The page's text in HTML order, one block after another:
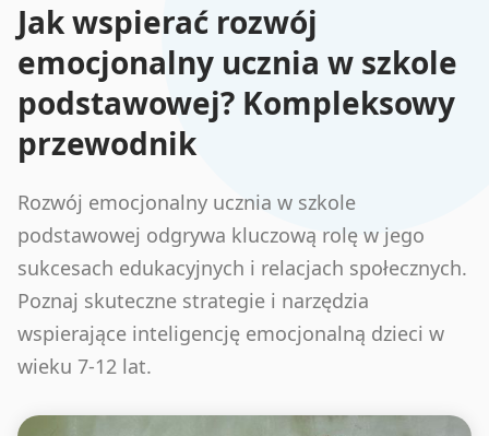
Jak wspierać rozwój
emocjonalny ucznia w szkole
podstawowej? Kompleksowy
przewodnik
Rozwój emocjonalny ucznia w szkole
podstawowej odgrywa kluczową rolę w jego
sukcesach edukacyjnych i relacjach społecznych.
Poznaj skuteczne strategie i narzędzia
wspierające inteligencję emocjonalną dzieci w
wieku 7-12 lat.